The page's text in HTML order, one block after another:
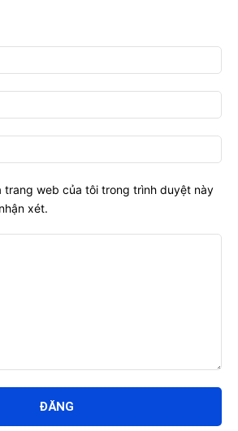
trang web của tôi trong trình duyệt này
xét.